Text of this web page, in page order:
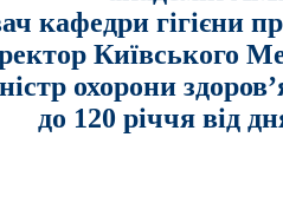
кафедри гігієни
Київського
охорони
до 120 річчя від